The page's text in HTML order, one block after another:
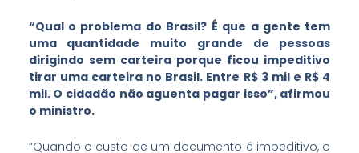
“Qual o problema do Brasil? É que a gente tem
uma quantidade muito grande de pessoas
dirigindo sem carteira porque ficou impeditivo
tirar uma carteira no Brasil. Entre R$ 3 mil e R$ 4
mil. O cidadão não aguenta pagar isso”, afirmou
o ministro.
“Quando o custo de um documento é impeditivo, o